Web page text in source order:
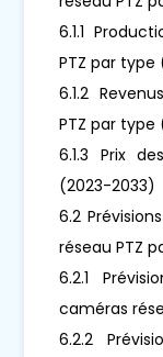
6.1.1
PTZ par type
6.1.2
PTZ par type
6.1.3 Prix
(2023-2033)
6.2
réseau PTZ
6.2.1
caméras
6.2.2